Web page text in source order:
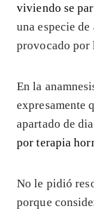
viviendo se
una especie
provocado por
En la
expresamente
apartado de
por terapia
No le pidió
porque